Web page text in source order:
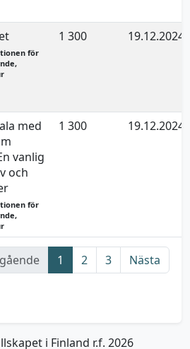
för
1 300 19.12.2024
med
vanlig
och
för
1 300 19.12.2024
1 2 3 Nästa
i Finland r.f. 2026